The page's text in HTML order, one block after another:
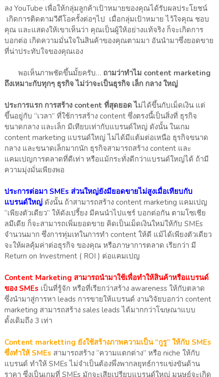
ลง YouTube เพื่อให้กลุ่มลูกค้าเป้าหมายของคุณได้รับผลประโยชน์
เกิดการติดตามวีดีโอครั้งต่อๆไป เมื่อกลุ่มเป้าหมาย ไว้ใจคุณ ชอบ
คุณ และแสดงให้เขาเห็นว่า คุณเป็นผู้ให้อย่างแท้จริง ก็จะเกิดการ
บอกต่อ เกิดความมั่นใจในสินค้าของคุณตามมา อันนำมาซึ่งยอดขาย
ที่น่าประทับใจของคุณเอง
พอเห็นภาพชัดขึ้นมั้ยครับ… ถามว่าทำไม content marketing
ถึงเหมาะกับทุกๆ ธุรกิจ ไม่ว่าจะเป็นธุรกิจ เล็ก กลาง ใหญ่
ประการแรก การสร้าง content ที่สุดยอด ไม่ได้ขึ้นกับเม็ดเงิน แต่
ขึ้นอยู่กับ “เวลา” ที่ใช้การสร้าง content ซึ่งตรงนี้เป็นสิ่งที่ ธุรกิจ
ขนาดกลาง และเล็ก มีเทียบเท่ากับแบรนด์ใหญ่ ดังนั้น ในเกม
content marketing แบรนด์ใหญ่ ไม่ได้มีแต้มต่อเหนือ ธุรกิจขนาด
กลาง และขนาดเล็กมากนัก ธุรกิจสามารถสร้าง content และ
แคมเปญการตลาดที่ดีเท่า หรือแม้กระทั่งดีกว่าแบรนด์ใหญ่ได้ ถ้ามี
ความมุ่งมั่นเพียงพอ
ประการต่อมา SMEs ส่วนใหญ่ยังมียอดขายไม่สูงเมื่อเทียบกับ
แบรนด์ใหญ่ ดังนั้น ถ้าสามารถสร้าง content marketing แคมเปญ
“เพียงตัวเดียว” ให้ดังเปรี้ยง มีคนนำไปแชร์ บอกต่อกัน ตามโซเชีย
ลมีเดีย ก็จะสามารถเพิ่มยอดขาย คิดเป็นเม็ดเงินใหม่ให้กับ SMEs
จำนวนมาก ซึ่งการทุ่มเทในการทำ content ให้ดี แม้ได้เพียงตัวเดียว
จะให้ผลคุ้มค่าต่อธุรกิจ ของคุณ หรือภาษาการตลาด เรียกว่า มี
Return on Investment ( ROI ) ต่อแคมเปญ
Content Marketing สามารถนำมาใช้เพื่อทำให้สินค้าหรือแบรนด์
ของ SMEs เป็นที่รู้จัก หรือที่เรียกว่าสร้าง awareness ให้กับตลาด
ซึ่งนำมาสู่การหา leads การขายให้แบรนด์ งานวิจัยบอกว่า content
marketing สามารถสร้าง sales leads ได้มากกว่าโฆษณาแบบ
ดั้งเดิมถึง 3 เท่า
Content marketting ยังใช้สร้างภาพความเป็น “กูรู” ให้กับ SMEs
ซึ่งทำให้ SMEs สามารถสร้าง “ความแตกต่าง” หรือ niche ให้กับ
แบรนด์ ทำให้ SMEs ไม่จำเป็นต้องพึ่งพากลยุทธ์การแข่งขันด้าน
ราคา ซึ่งเป็นเกมที่ SMEs มักจะเสียเปรียบแบรนด์ใหญ่ มนุษย์จะเกิด